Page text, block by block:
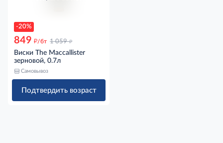
-20%
849 д/бт 1 059 д
Виски The Maccallister
зерновой, 0.7л
Самовывоз
Подтвердить возраст